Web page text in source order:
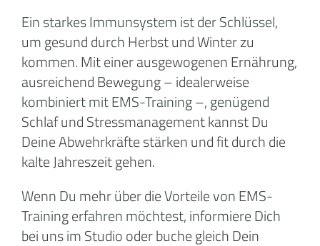
Ein starkes Immunsystem ist der Schlüssel,
um gesund durch Herbst und Winter zu
kommen. Mit einer ausgewogenen Ernährung,
ausreichend Bewegung – idealerweise
kombiniert mit EMS-Training –, genügend
Schlaf und Stressmanagement kannst Du
Deine Abwehrkräfte stärken und fit durch die
kalte Jahreszeit gehen.
Wenn Du mehr über die Vorteile von EMS-
Training erfahren möchtest, informiere Dich
bei uns im Studio oder buche gleich Dein